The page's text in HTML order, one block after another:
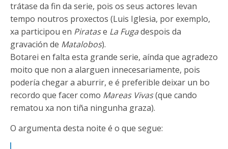
trátase da fin da serie, pois os seus actores levan
tempo noutros proxectos (Luis Iglesia, por exemplo,
xa participou en Piratase La Fugadespois da
gravación de Matalobos).
Botarei en falta esta grande serie, aínda que agradezo
moito que non a alarguen innecesariamente, pois
podería chegar a aburrir, e é preferible deixar un bo
recordo que facer como Mareas Vivas(que cando
rematou xa non tiña ningunha graza).
O argumenta desta noite é o que segue: